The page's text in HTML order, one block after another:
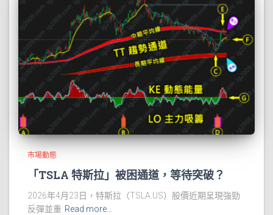
市場動態
「TSLA 特斯拉」被困通道，等待突破？
2026年4月23日，特斯拉（TSLA.US）股價近期呈現強勁
反彈並重 Read more…